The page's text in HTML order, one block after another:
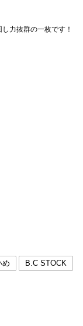
力抜群の一枚です！
め B.C STOCK